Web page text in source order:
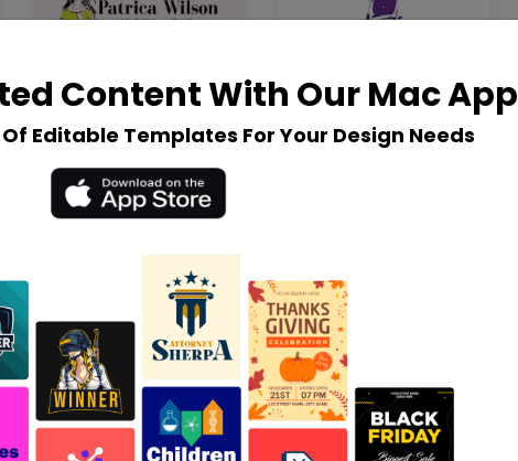
Content With Our Mac App
Editable Templates For Your Design Needs